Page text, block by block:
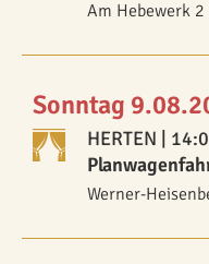
Am Hebewerk
Sonntag
HERTEN |
Werner-